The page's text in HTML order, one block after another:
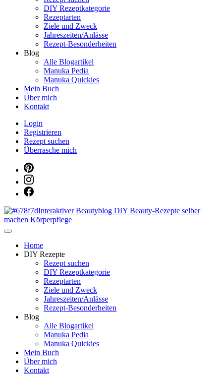
Dein interaktiver DIY Beautyblog
DIY Rezeptkategorie
Rezeptarten
Ziele und Zweck
Jahreszeiten/Anlässe
Rezept-Besonderheiten
Blog
Alle Blogartikel
Manuka Pedia
Manuka Quickies
Mein Buch
Über mich
Kontakt
Login
Registrieren
Rezept suchen
Überrasche mich
Manuka Magic – Natürlich schön:
Dein interaktiver DIY Beautyblog
Home
DIY Rezepte
Rezept suchen
DIY Rezeptkategorie
Rezeptarten
Ziele und Zweck
Jahreszeiten/Anlässe
Rezept-Besonderheiten
Blog
Alle Blogartikel
Manuka Pedia
Manuka Quickies
Mein Buch
Über mich
Kontakt